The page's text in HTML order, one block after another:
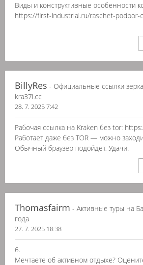
Виды и конструктивные особенности
https://first-industrial.ru/raschet-podbor-
BillyRes - Официальные ссылки
kra37i.cc
28. 7. 2025 7:42
Рабочая ссылка на Kraken без tor:
Работает даже без TOR — можно
Обычный браузер подойдёт. Удачи.
Thomasfairm - Активные туры на
года
27. 7. 2025 18:38
6.
Мечтаете об активном отдыхе?